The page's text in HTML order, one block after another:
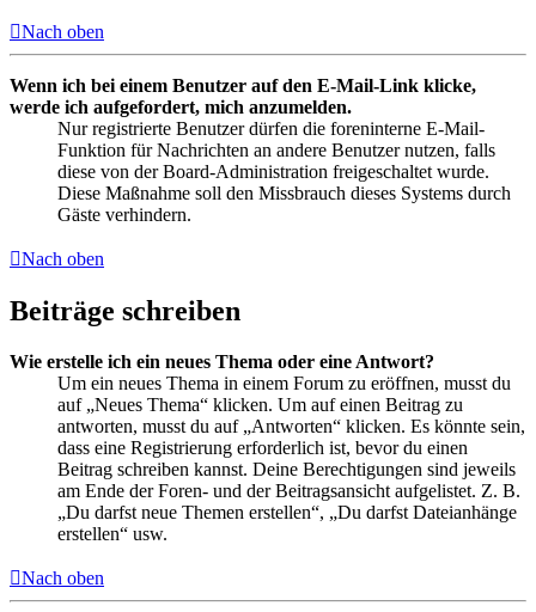
Nach oben
Wenn ich bei einem Benutzer auf den E-Mail-Link klicke,
werde ich aufgefordert, mich anzumelden.
Nur registrierte Benutzer dürfen die foreninterne E-Mail-
Funktion für Nachrichten an andere Benutzer nutzen, falls
diese von der Board-Administration freigeschaltet wurde.
Diese Maßnahme soll den Missbrauch dieses Systems durch
Gäste verhindern.
Nach oben
Beiträge schreiben
Wie erstelle ich ein neues Thema oder eine Antwort?
Um ein neues Thema in einem Forum zu eröffnen, musst du
auf „Neues Thema“ klicken. Um auf einen Beitrag zu
antworten, musst du auf „Antworten“ klicken. Es könnte sein,
dass eine Registrierung erforderlich ist, bevor du einen
Beitrag schreiben kannst. Deine Berechtigungen sind jeweils
am Ende der Foren- und der Beitragsansicht aufgelistet. Z. B.
„Du darfst neue Themen erstellen“, „Du darfst Dateianhänge
erstellen“ usw.
Nach oben